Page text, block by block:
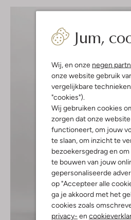
Jum,
Wij, en onze negen
onze website gebruik
vergelijkbare
"cookies").
Wij gebruiken cookies
zorgen dat onze
functioneert, om jouw
te slaan, om inzicht te
bezoekersgedrag en
te bouwen van jouw
gepersonaliseerde
op "Accepteer alle
ga je akkoord met het
cookies zoals
privacy- en